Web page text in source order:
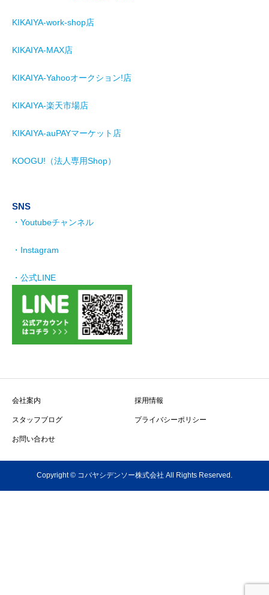
KIKAIYA-work-shop店
KIKAIYA-MAX店
KIKAIYA-Yahooオークション!店
KIKAIYA-楽天市場店
KIKAIYA-auPAYマーケット店
KOOGU!（法人専用Shop）
SNS
・Youtubeチャンネル
・Instagram
・公式LINE
会社案内 採用情報
スタッフブログ プライバシーポリシー
お問い合わせ
Copyright © コバヤシデンソー株式会社 All Rights Reserved.